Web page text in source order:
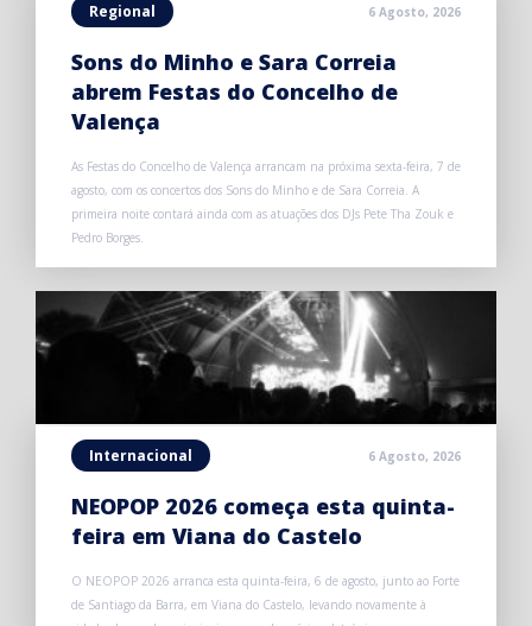
Regional 6 Agosto, 2026
Sons do Minho e Sara Correia
abrem Festas do Concelho de
Valença
As Festas do Concelho de Valença arrancam na próxima sexta-feira, 7 de
agosto, com os concertos dos Sons do Minho e de Sara Correia. A
primeira noite contará ainda com as atuações dos DJs Pete Tha Zouk e
Pedro Borges.
Internacional 6 Agosto, 2026
NEOPOP 2026 começa esta quinta-
feira em Viana do Castelo
O NEOPOP 2026 arranca esta quinta-feira, 6 de agosto, junto ao Forte
de Santiago da Barra, em Viana do Castelo, levando novamente à